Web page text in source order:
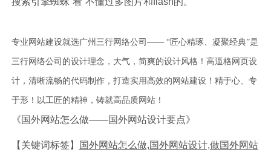
专业网站建设就选广州三行网络公司—— “匠心精琢、凝聚经典”是
三行网络公司的设计理念，大气，简爽的设计风格！高逼格网页设
计，清晰流畅的代码制作，打造实用高效的网站建设！精于心、专
于形！以工匠的精神，铸就高品质网站！
《国外网站怎么做——国外网站设计要点》
【关键词标签】
国外网站怎么做,国外网站设计,做国外网站